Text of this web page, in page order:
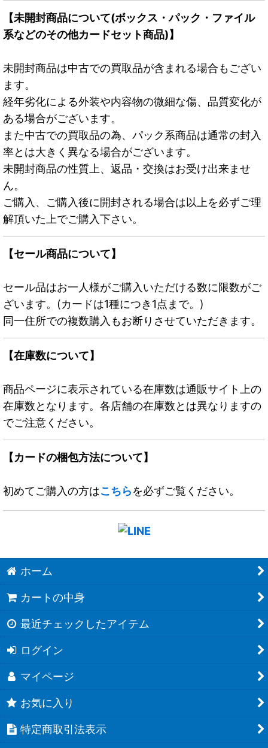
【未開封商品について(ボックス・パック・ファイル
系などのその他カードセット商品)】
未開封商品は中古での買取品が含まれる場合もござい
ます。
経年劣化による外装や内容物の微細な傷、品質変化が
ある場合がございます。
また中古での買取品の為、パック系商品は通常の封入
率とは大きく異なる場合がございます。
未開封商品の性質上、返品・交換はお受け出来ませ
ん。
ご購入、ご購入後に開封される場合は以上を必ずご理
解頂いた上でご購入下さい。
【セール商品について】
セール品はお一人様がご購入いただける数に限数がご
ざいます。(カードは1種につき1点まで。)
同一住所での複数購入もお断りさせていただきます。
【在庫数について】
商品ページに表示されている在庫数は通販サイト上の
在庫数となります。各店舗の在庫数とは異なりますの
でご注意ください。
【カードの梱包方法について】
初めてご購入の方はこちらを必ずご覧ください。
ホーム
カートの中身
最近チェックしたアイテム
ログイン
マイページ
お気に入り
特定商取引法表示